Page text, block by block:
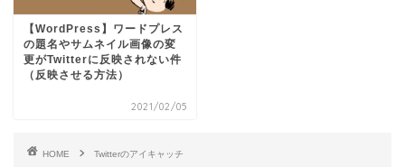
【WordPress】ワードプレス
の題名やサムネイル画像の変
更がTwitterに反映されない件
（反映させる方法）
2021/02/05
HOME Twitterのアイキャッチ